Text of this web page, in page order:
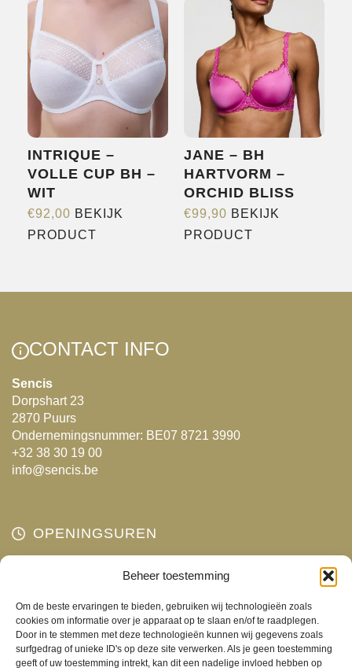
Beheer toestemming
Om de beste ervaringen te bieden, gebruiken wij technologieën zoals
cookies om informatie over je apparaat op te slaan en/of te raadplegen.
Door in te stemmen met deze technologieën kunnen wij gegevens zoals
surfgedrag of unieke ID's op deze site verwerken. Als je geen toestemming
geeft of uw toestemming intrekt, kan dit een nadelige invloed hebben op
meerdere
variaties.
Deze
optie
kan
gekozen
worden
op
de
productpagina
variaties.
Deze
optie
kan
gekozen
worden
op
de
productpagina
INTRIQUE –
VOLLE CUP BH –
WIT
€92,00 BEKIJK
PRODUCT
meerdere
Deze
optie
op
de
JANE – BH
HARTVORM –
ORCHID BLISS
€99,90 BEKIJK
PRODUCT
meerdere
CONTACT INFO
Sencis
Dorpshart 23
2870 Puurs
Ondernemingsnummer: BE07 8721 3990
+32 38 30 19 00
info@sencis.be
OPENINGSUREN
Gesloten
Woensdag
10:00 - 18:00
Donderdag
10:00 - 18:00
Vrijdag
10:00 - 18:00